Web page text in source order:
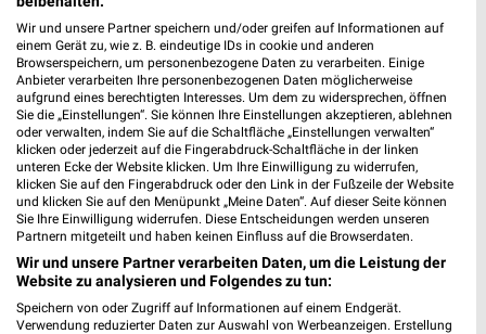
Zurbrüggen Zurbrüggen
Wir und unsere Partner speichern und/oder greifen auf Informationen auf
einem Gerät zu, wie z. B. eindeutige IDs in cookie und anderen
Browserspeichern, um personenbezogene Daten zu verarbeiten. Einige
Anbieter verarbeiten Ihre personenbezogenen Daten möglicherweise
aufgrund eines berechtigten Interesses. Um dem zu widersprechen, öffnen
Sie die „Einstellungen“. Sie können Ihre Einstellungen akzeptieren, ablehnen
oder verwalten, indem Sie auf die Schaltfläche „Einstellungen verwalten“
klicken oder jederzeit auf die Fingerabdruck-Schaltfläche in der linken
unteren Ecke der Website klicken. Um Ihre Einwilligung zu widerrufen,
klicken Sie auf den Fingerabdruck oder den Link in der Fußzeile der Website
und klicken Sie auf den Menüpunkt „Meine Daten“. Auf dieser Seite können
Sie Ihre Einwilligung widerrufen. Diese Entscheidungen werden unseren
Partnern mitgeteilt und haben keinen Einfluss auf die Browserdaten.
Wir und unsere Partner verarbeiten Daten, um die Leistung der
Website zu analysieren und Folgendes zu tun:
Speichern von oder Zugriff auf Informationen auf einem Endgerät.
Verwendung reduzierter Daten zur Auswahl von Werbeanzeigen. Erstellung